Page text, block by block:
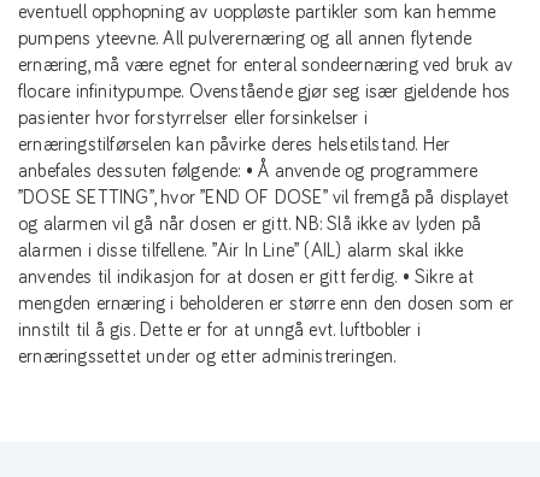
eventuell opphopning av uoppløste partikler som kan hemme
pumpens yteevne. All pulverernæring og all annen flytende
ernæring, må være egnet for enteral sondeernæring ved bruk av
flocare infinitypumpe. Ovenstående gjør seg især gjeldende hos
pasienter hvor forstyrrelser eller forsinkelser i
ernæringstilførselen kan påvirke deres helsetilstand. Her
anbefales dessuten følgende: • Å anvende og programmere
”DOSE SETTING”, hvor ”END OF DOSE” vil fremgå på displayet
og alarmen vil gå når dosen er gitt. NB: Slå ikke av lyden på
alarmen i disse tilfellene. ”Air In Line” (AIL) alarm skal ikke
anvendes til indikasjon for at dosen er gitt ferdig. • Sikre at
mengden ernæring i beholderen er større enn den dosen som er
innstilt til å gis. Dette er for at unngå evt. luftbobler i
ernæringssettet under og etter administreringen.